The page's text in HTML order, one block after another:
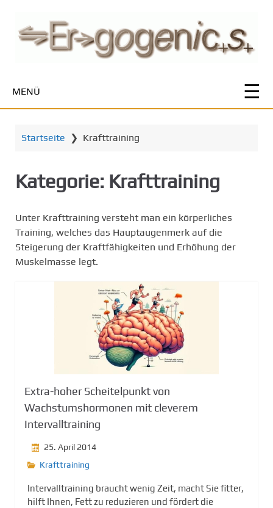
t
MENÜ
Startseite ❯ Krafttraining
Kategorie: Krafttraining
Unter Krafttraining versteht man ein körperliches
Training, welches das Hauptaugenmerk auf die
Steigerung der Kraftfähigkeiten und Erhöhung der
Muskelmasse legt.
Extra-hoher Scheitelpunkt von
Wachstumshormonen mit cleverem
Intervalltraining
25. April 2014
Krafttraining
Intervalltraining braucht wenig Zeit, macht Sie fitter,
hilft Ihnen, Fett zu reduzieren und fördert die